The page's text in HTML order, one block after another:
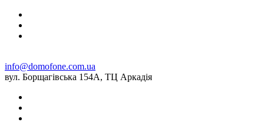
info@domofone.com.ua
вул. Борщагівська 154А, ТЦ Аркадія